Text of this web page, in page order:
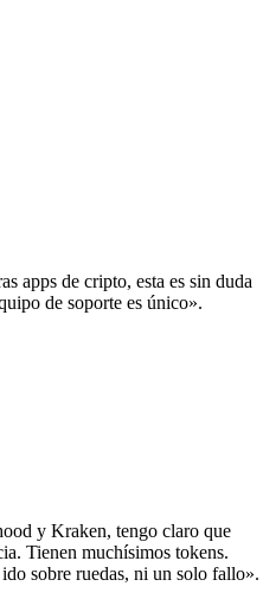
apps de cripto, esta es sin duda
de soporte es único».
y Kraken, tengo claro que
Tienen muchísimos tokens.
sobre ruedas, ni un solo fallo».